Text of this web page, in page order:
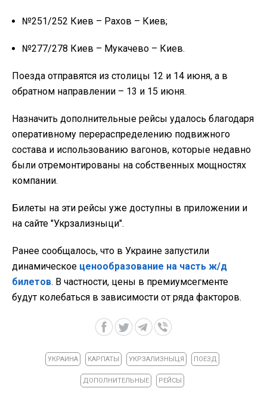
№251/252 Киев – Рахов – Киев;
№277/278 Киев – Мукачево – Киев.
Поезда отправятся из столицы 12 и 14 июня, а в
обратном направлении – 13 и 15 июня.
Назначить дополнительные рейсы удалось благодаря
оперативному перераспределению подвижного
состава и использованию вагонов, которые недавно
были отремонтированы на собственных мощностях
компании.
Билеты на эти рейсы уже доступны в приложении и
на сайте "Укрзализныци".
Ранее сообщалось, что в Украине запустили
динамическое ценообразование на часть ж/д
билетов. В частности, цены в премиумсегменте
будут колебаться в зависимости от ряда факторов.
УКРАИНА КАРПАТЫ УКРЗАЛИЗНЫЦЯ ПОЕЗД
ДОПОЛНИТЕЛЬНЫЕ РЕЙСЫ